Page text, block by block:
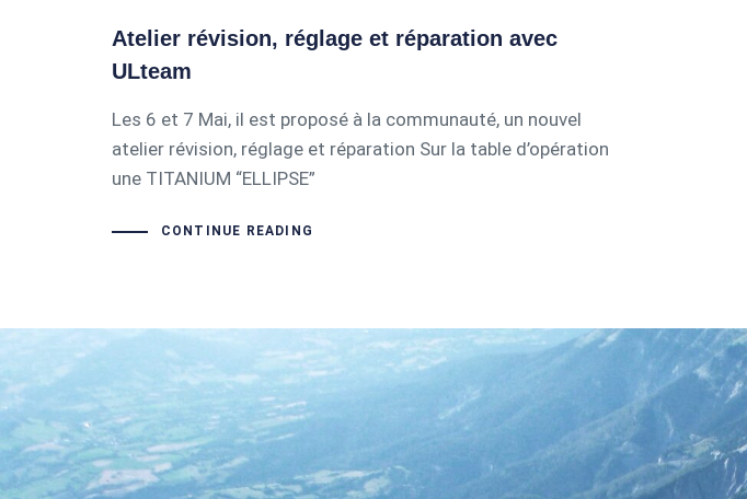
Atelier révision, réglage et réparation avec
ULteam
Les 6 et 7 Mai, il est proposé à la communauté, un nouvel
atelier révision, réglage et réparation Sur la table d’opération
une TITANIUM “ELLIPSE”
CONTINUE READING